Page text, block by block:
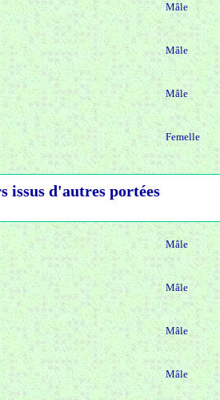
Mâle
Mâle
Mâle
Femelle
issus d'autres portées
Mâle
Mâle
Mâle
Mâle